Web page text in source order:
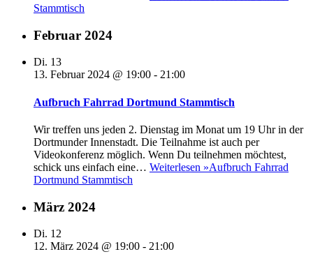
Stammtisch
Februar 2024
Di. 13
13. Februar 2024 @ 19:00 - 21:00
Aufbruch Fahrrad Dortmund Stammtisch
Wir treffen uns jeden 2. Dienstag im Monat um 19 Uhr in der
Dortmunder Innenstadt. Die Teilnahme ist auch per
Videokonferenz möglich. Wenn Du teilnehmen möchtest,
schick uns einfach eine… Weiterlesen »Aufbruch Fahrrad
Dortmund Stammtisch
März 2024
Di. 12
12. März 2024 @ 19:00 - 21:00